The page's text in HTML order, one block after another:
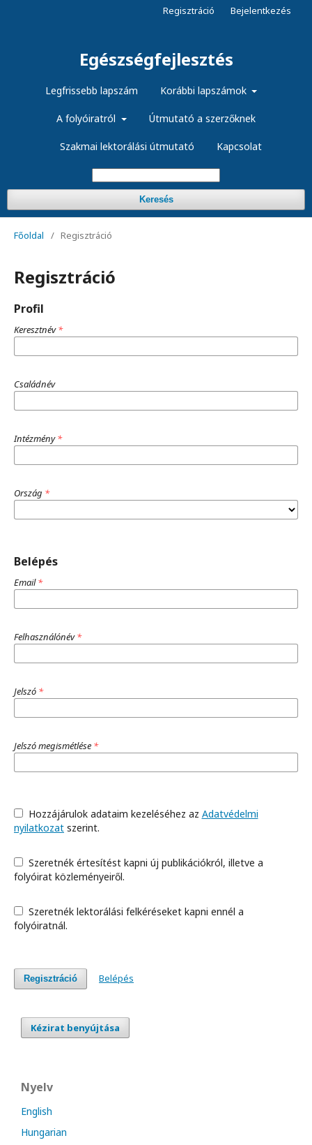
Egészségfejlesztés
Legfrissebb lapszám Korábbi lapszámok
A folyóiratról Útmutató a szerzőknek
Szakmai lektorálási útmutató Kapcsolat
Keresés
Regisztráció Bejelentkezés
Főoldal / Regisztráció
Regisztráció
Profil
Keresztnév*
Családnév
Intézmény*
Ország *
Belépés
Email*
Felhasználónév*
Jelszó *
Jelszó megismétlése *
Hozzájárulok adataim kezeléséhez az Adatvédelmi
nyilatkozat szerint.
folyóirat közleményeiről.
folyóiratnál.
Regisztráció Belépés
Kézirat benyújtása
Nyelv
English
Hungarian